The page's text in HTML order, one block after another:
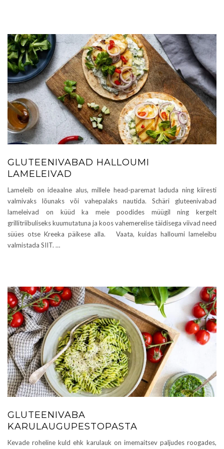
GLUTEENIVABAD HALLOUMI
LAMELEIVAD
Lameleib on ideaalne alus, millele head-paremat laduda ning kiiresti
valmivaks lõunaks või vahepalaks nautida. Schäri gluteenivabad
lameleivad on küüd ka meie poodides müügil ning kergelt
grillitriibuliseks kuumutatuna ja koos vahemerelise täidisega viivad need
süües otse Kreeka päikese alla. Vaata, kuidas halloumi lameleibu
valmistada SIIT. …
GLUTEENIVABA
KARULAUGUPESTOPASTA
Kevade roheline kuld ehk karulauk on imemaitsev paljudes roogades,